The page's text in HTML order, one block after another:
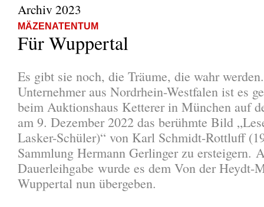
Archiv 2023
MÄZENATENTUM
Für Wuppertal
Es gibt sie noch, die Träume, die wahr
Unternehmer aus Nordrhein-Westfalen ist es
beim Auktionshaus Ketterer in München auf
am 9. Dezember 2022 das berühmte Bild
Lasker-Schüler)“ von Karl Schmidt-Rottluff
Sammlung Hermann Gerlinger zu ersteigern.
Dauerleihgabe wurde es dem Von der Heydt-
Wuppertal nun übergeben.